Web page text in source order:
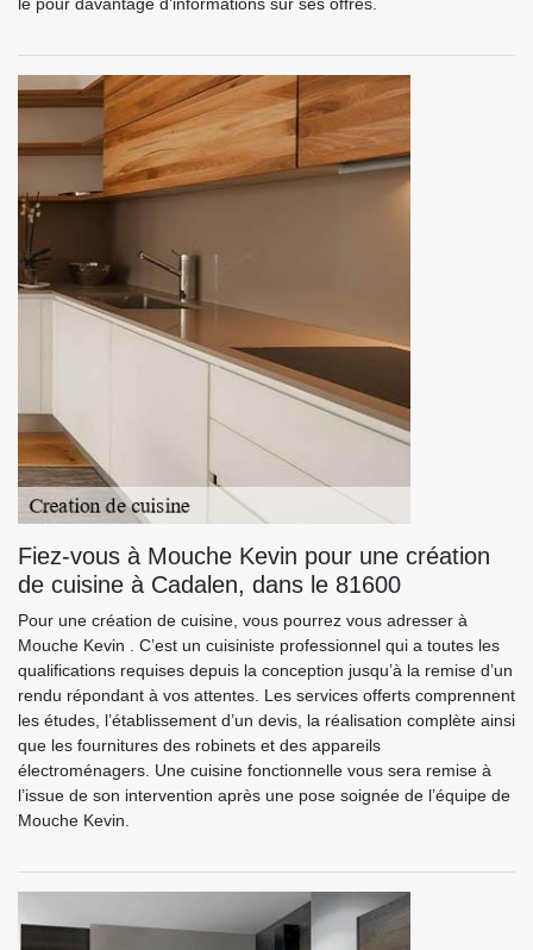
Fiez-vous à Mouche Kevin pour une création
de cuisine à Cadalen, dans le 81600
Pour une création de cuisine, vous pourrez vous adresser à
Mouche Kevin . C’est un cuisiniste professionnel qui a toutes les
qualifications requises depuis la conception jusqu’à la remise d’un
rendu répondant à vos attentes. Les services offerts comprennent
les études, l’établissement d’un devis, la réalisation complète ainsi
que les fournitures des robinets et des appareils
électroménagers. Une cuisine fonctionnelle vous sera remise à
l’issue de son intervention après une pose soignée de l’équipe de
Mouche Kevin.